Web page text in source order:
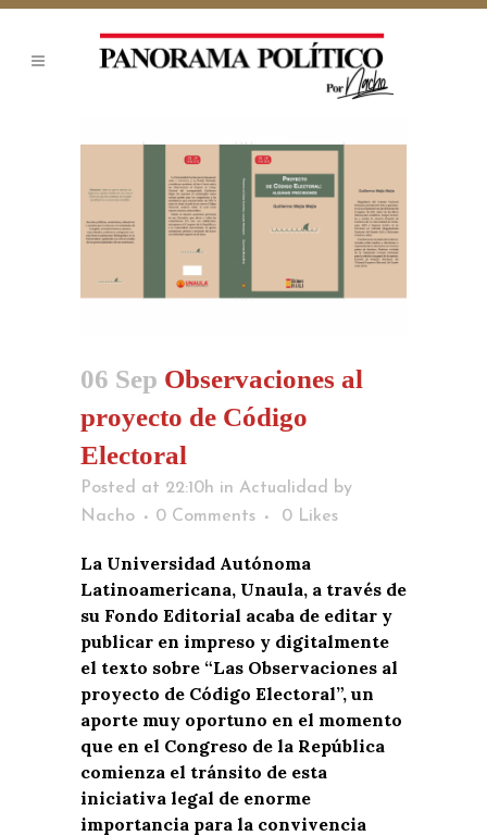
06 Sep Observaciones al
proyecto de Código
Electoral
Posted at 22:10h in Actualidad
by
Nacho
0 Comments 0 Likes
La Universidad Autónoma
Latinoamericana, Unaula, a través de
su Fondo Editorial acaba de editar y
publicar en impreso y digitalmente
el texto sobre “Las Observaciones al
proyecto de Código Electoral”, un
aporte muy oportuno en el momento
que en el Congreso de la República
comienza el tránsito de esta
iniciativa legal de enorme
importancia para la convivencia